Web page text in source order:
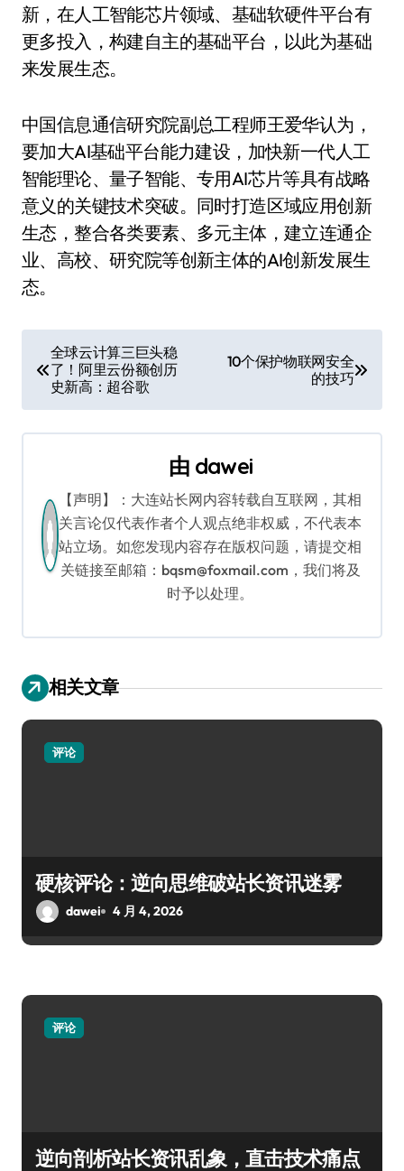
新，在人工智能芯片领域、基础软硬件平台有
更多投入，构建自主的基础平台，以此为基础
来发展生态。
中国信息通信研究院副总工程师王爱华认为，
要加大AI基础平台能力建设，加快新一代人工
智能理论、量子智能、专用AI芯片等具有战略
意义的关键技术突破。同时打造区域应用创新
生态，整合各类要素、多元主体，建立连通企
业、高校、研究院等创新主体的AI创新发展生
态。
章
导
全球云计算三巨头稳
了！阿里云份额创历
史新高：超谷歌
10个保护物联网安全
的技巧
由 dawei
【声明】：大连站长网内容转载自互联网，其相
关言论仅代表作者个人观点绝非权威，不代表本
站立场。如您发现内容存在版权问题，请提交相
关链接至邮箱：bqsm@foxmail.com，我们将及
时予以处理。
相关文章
评论
硬核评论：逆向思维破站长资讯迷雾
dawei 4 月 4, 2026
评论
逆向剖析站长资讯乱象，直击技术痛点